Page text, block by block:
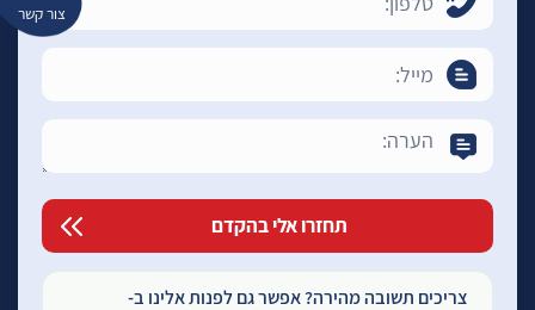
צור קשר
צריכים תשובה מהירה? אפשר גם לפנות אלינו ב-